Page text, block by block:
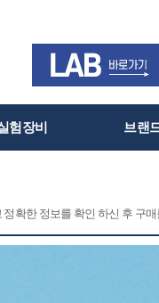
험장비 브랜
확한 정보를 확인 하신 후 구